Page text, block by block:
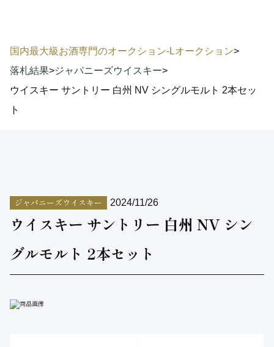
国内最大級お酒専門のオークション-Lオークション>
落札結果>ジャパニーズウイスキー>
ウイスキー サントリー 白州 NV シングルモルト 2本セッ
ト
ジャパニーズウイスキー 2024/11/26
ウイスキー サントリー 白州 NV シン
グルモルト 2本セット